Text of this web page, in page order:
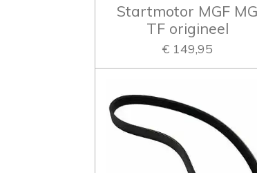
Startmotor MGF MG
TF origineel
€ 149,95